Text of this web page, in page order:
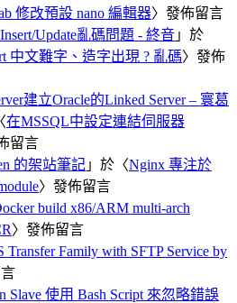
修改預設 nano 編輯器〉發佈留言
Update亂碼問題 - 終音 」於
中文難字、造字出現 ? 亂碼〉發佈
建立Oracle的Linked Server – 寰葛
在MSSQL中設定連結伺服器
留言
的架站筆記 」於〈Nginx 專注於
〉發佈留言
build x86/ARM multi-arch
〉發佈留言
Transfer Family with SFTP Service by
Slave 使用 Bash Script 來忽略錯誤